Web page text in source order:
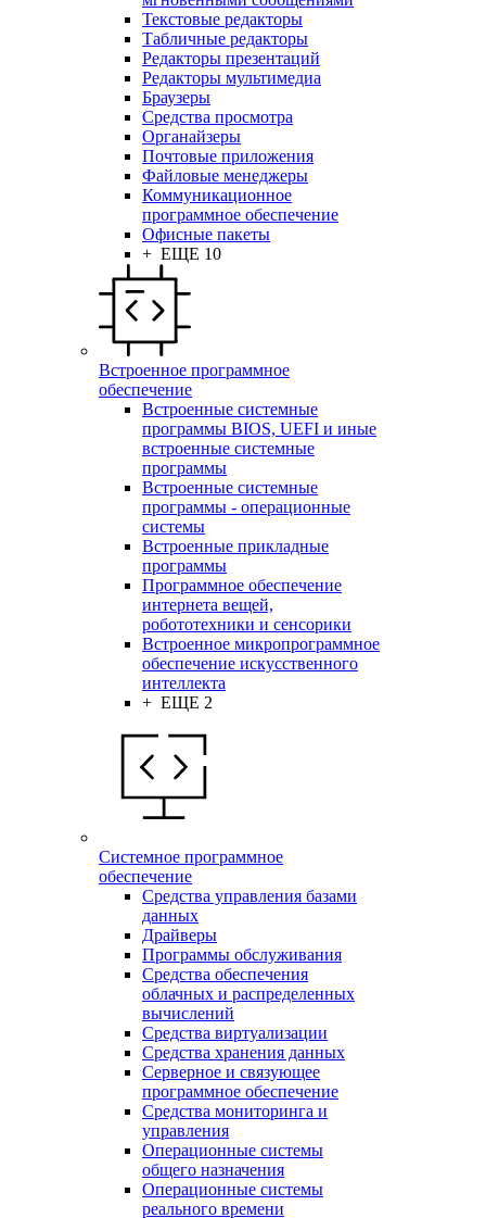
Текстовые редакторы
Табличные редакторы
Редакторы презентаций
Редакторы мультимедиа
Браузеры
Средства просмотра
Органайзеры
Почтовые приложения
Файловые менеджеры
Коммуникационное
программное обеспечение
Офисные пакеты
+ ЕЩЕ 10
Встроенное программное
обеспечение
Встроенные системные
программы BIOS, UEFI и иные
встроенные системные
программы
Встроенные системные
программы - операционные
системы
Встроенные прикладные
программы
Программное обеспечение
интернета вещей,
робототехники и сенсорики
Встроенное микропрограммное
обеспечение искусственного
интеллекта
+ ЕЩЕ 2
Системное программное
обеспечение
Средства управления базами
данных
Драйверы
Программы обслуживания
Средства обеспечения
облачных и распределенных
вычислений
Средства виртуализации
Средства хранения данных
Серверное и связующее
программное обеспечение
Средства мониторинга и
управления
Операционные системы
общего назначения
Операционные системы
реального времени